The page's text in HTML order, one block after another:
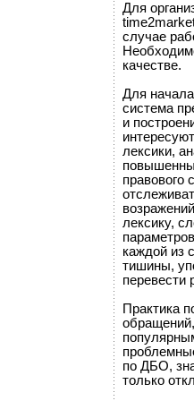
Для
случае
качестве.
Для
система
и
лексики,
правового
лексику,
каждой из
тишины,
перевести
Практика
по ДБО,
только